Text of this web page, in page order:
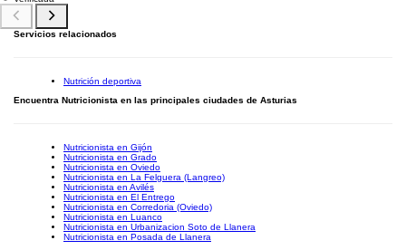
Servicios relacionados
Nutrición deportiva
Encuentra Nutricionista en las principales ciudades de Asturias
Nutricionista en Gijón
Nutricionista en Grado
Nutricionista en Oviedo
Nutricionista en La Felguera (Langreo)
Nutricionista en Avilés
Nutricionista en El Entrego
Nutricionista en Corredoria (Oviedo)
Nutricionista en Luanco
Nutricionista en Urbanizacion Soto de Llanera
Nutricionista en Posada de Llanera